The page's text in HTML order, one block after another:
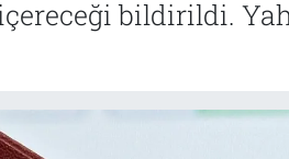
bildirildi.